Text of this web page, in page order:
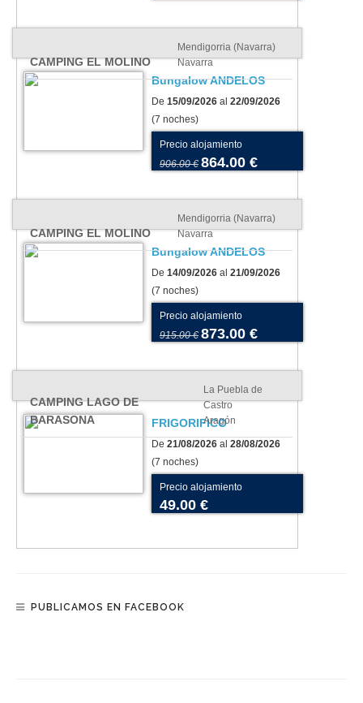
CAMPING EL MOLINO
Mendigorria (Navarra)
Navarra
Bungalow ANDELOS
De 15/09/2026 al 22/09/2026
(7 noches)
Precio alojamiento
906.00 € 864.00 €
CAMPING EL MOLINO
Mendigorria (Navarra)
Navarra
Bungalow ANDELOS
De 14/09/2026 al 21/09/2026
(7 noches)
Precio alojamiento
915.00 € 873.00 €
CAMPING LAGO DE
BARASONA
La Puebla de
Castro
Aragón
FRIGORIFICO
De 21/08/2026 al 28/08/2026
(7 noches)
Precio alojamiento
49.00 €
PUBLICAMOS EN FACEBOOK